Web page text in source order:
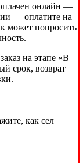
онлайн —
— оплатите на
может попросить
на этапе «В
срок, возврат
как сел